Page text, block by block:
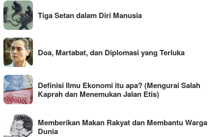
Tiga Setan dalam Diri Manusia
Doa, Martabat, dan Diplomasi yang Terluka
Definisi Ilmu Ekonomi itu apa? (Mengurai Salah
Kaprah dan Menemukan Jalan Etis)
Memberikan Makan Rakyat dan Membantu Warga
Dunia